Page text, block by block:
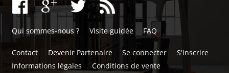
Qui sommes-nous ? Visite guidée FAQ
Contact Devenir Partenaire Se connecter
S'inscrire
Informations légales
Conditions de vente